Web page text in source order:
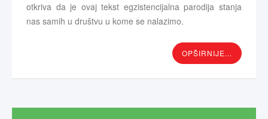
otkriva da je ovaj tekst egzistencijalna parodija stanja
nas samih u društvu u kome se nalazimo.
OPŠIRNIJE...